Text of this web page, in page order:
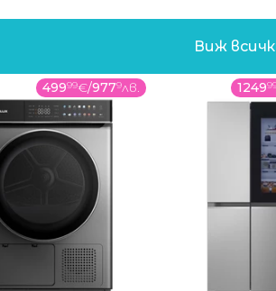
Виж
49999€/9779лв. 1249